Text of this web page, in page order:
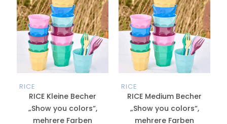
RICE
RICE Kleine Becher
„Show you colors“,
mehrere Farben
RICE
RICE Medium Becher
„Show you colors“,
mehrere Farben